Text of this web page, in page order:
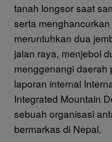
tanah longsor saat
serta
meruntuhkan dua
jalan raya, menjebol
menggenangi daerah
laporan internal
Integrated Mountain
sebuah organisasi
bermarkas di Nepal.